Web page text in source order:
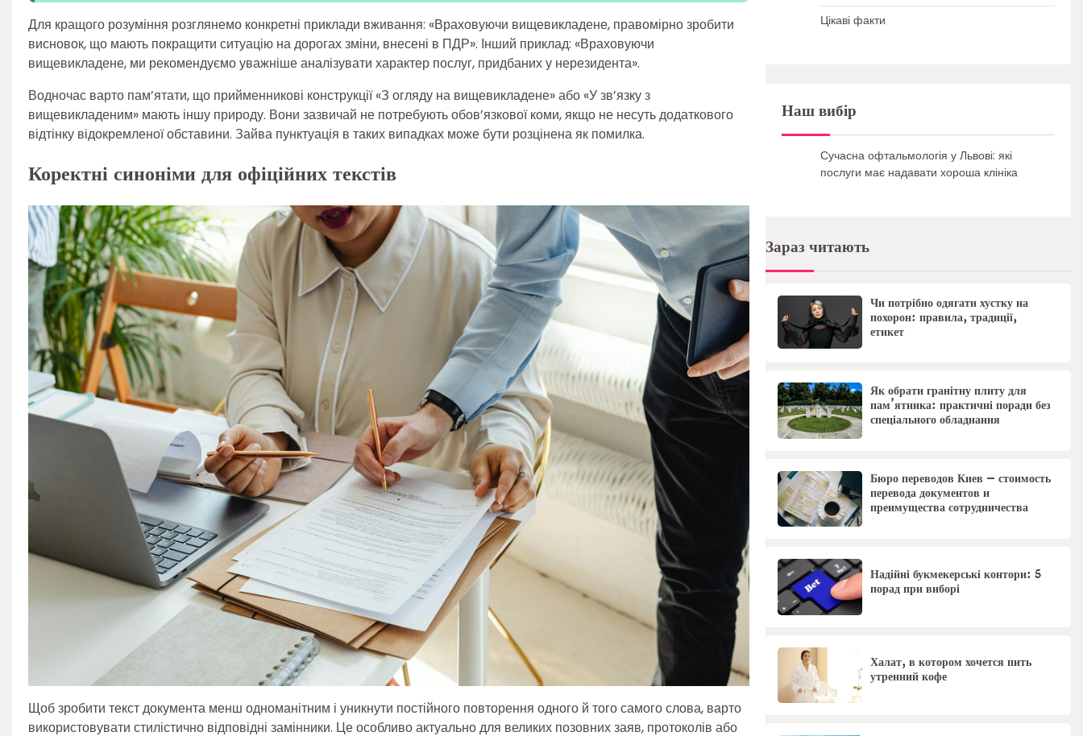
Для кращого розуміння розглянемо конкретні приклади вживання: «Враховуючи вищевикладене, правомірно зробити
висновок, що мають покращити ситуацію на дорогах зміни, внесені в ПДР». Інший приклад: «Враховуючи
вищевикладене, ми рекомендуємо уважніше аналізувати характер послуг, придбаних у нерезидента».
Водночас варто пам’ятати, що прийменникові конструкції «З огляду на вищевикладене» або «У зв’язку з
вищевикладеним» мають іншу природу. Вони зазвичай не потребують обов’язкової коми, якщо не несуть додаткового
відтінку відокремленої обставини. Зайва пунктуація в таких випадках може бути розцінена як помилка.
Коректні синоніми для офіційних текстів
Щоб зробити текст документа менш одноманітним і уникнути постійного повторення одного й того самого слова, варто
використовувати стилістично відповідні замінники. Це особливо актуально для великих позовних заяв, протоколів або
Цікаві факти
Наш вибір
Сучасна офтальмологія у Львові: які
послуги має надавати хороша клініка
Зараз читають
Чи потрібно одягати хустку на
похорон: правила, традиції,
етикет
Як обрати гранітну плиту для
пам’ятника: практичні поради без
спеціального обладнання
Бюро переводов Киев – стоимость
перевода документов и
преимущества сотрудничества
Надійні букмекерські контори: 5
порад при виборі
Халат, в котором хочется пить
утренний кофе